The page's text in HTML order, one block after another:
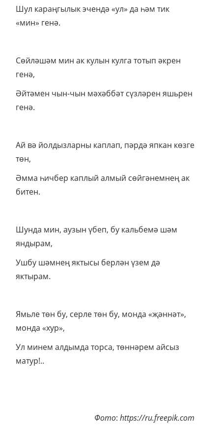
Шул караңгылык эчендә «ул» да һәм тик
«мин» генә.
Сөйләшәм мин ак кулын кулга тотып әкрен
генә,
Әйтәмен чын-чын мәхәббәт сүзләрен яшьрен
генә.
Ай вә йолдызларны каплап, пәрдә япкан көзге
төн,
Әмма һичбер каплый алмый сөйгәнемнең ак
битен.
Шунда мин, аузын үбеп, бу кальбемә шәм
яндырам,
Ушбу шәмнең яктысы берлән үзем дә
яктырам.
Ямьле төн бу, серле төн бу, монда «җәннәт»,
монда «хур»,
Ул минем алдымда торса, төннәрем айсыз
матур!..
Фото: https://ru.freepik.com